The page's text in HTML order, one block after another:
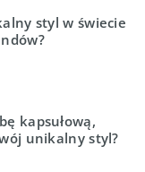
styl w świecie
kapsułową,
unikalny styl?